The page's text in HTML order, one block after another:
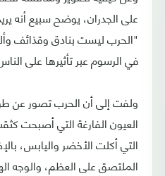
على الجدران، يوضح سبيع أنه
"الحرب ليست بنادق وقذائف
في الرسوم عبر تأثيرها على
ولفت إلى أن الحرب تصور عن
العيون الفارغة التي أصبحت
التي أكلت الأخضر واليابس،
الملتصق على العظم، والوجه